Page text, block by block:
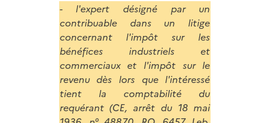
- l'expert désigné par un
contribuable dans un litige
concernant l'impôt sur les
bénéfices industriels et
commerciaux et l'impôt sur le
revenu dès lors que l'intéressé
tient la comptabilité du
requérant (CE, arrêt du 18 mai